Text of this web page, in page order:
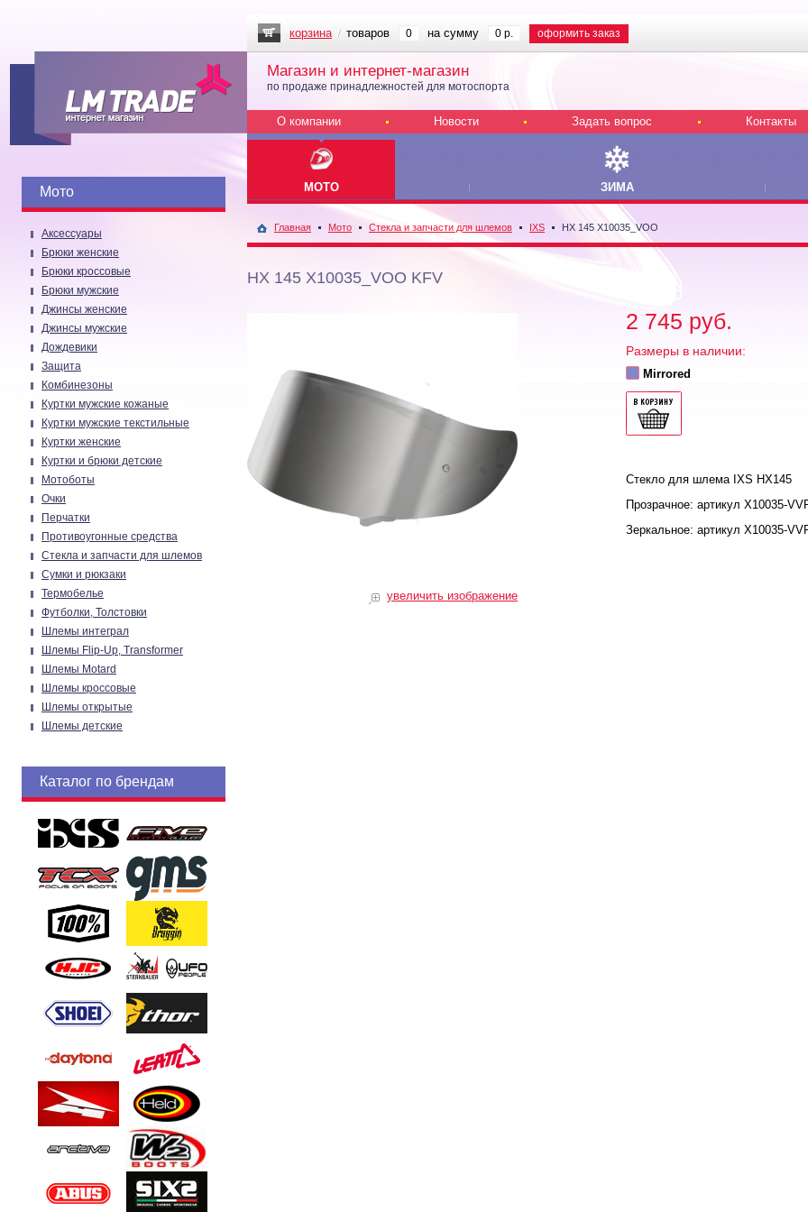
Мото
Аксессуары
Брюки женские
Брюки кроссовые
Брюки мужские
Джинсы женские
Джинсы мужские
Дождевики
Защита
Комбинезоны
Куртки мужские кожаные
Куртки мужские текстильные
Куртки женские
Куртки и брюки детские
Мотоботы
Очки
Перчатки
Противоугонные средства
Стекла и запчасти для шлемов
Сумки и рюкзаки
Термобелье
Футболки, Толстовки
Шлемы интеграл
Шлемы Flip-Up, Transformer
Шлемы Motard
Шлемы кроссовые
Шлемы открытые
Шлемы детские
Каталог по брендам
корзина товаров 0 на сумму 0 р. оформить заказ
Магазин и интернет-магазин
по продаже принадлежностей для мотоспорта
О компании Новости Задать вопрос Контакты
МОТО ЗИМА
Главная Мото Стекла и запчасти для шлемов IXS HX 145 X10035_VOO
HX 145 X10035_VOO KFV
увеличить изображение
2 745 руб.
Размеры в наличии:
Mirrored
Стекло для шлема IXS HX145
Прозрачное: артикул Х10035-
Зеркальное: артикул Х10035-